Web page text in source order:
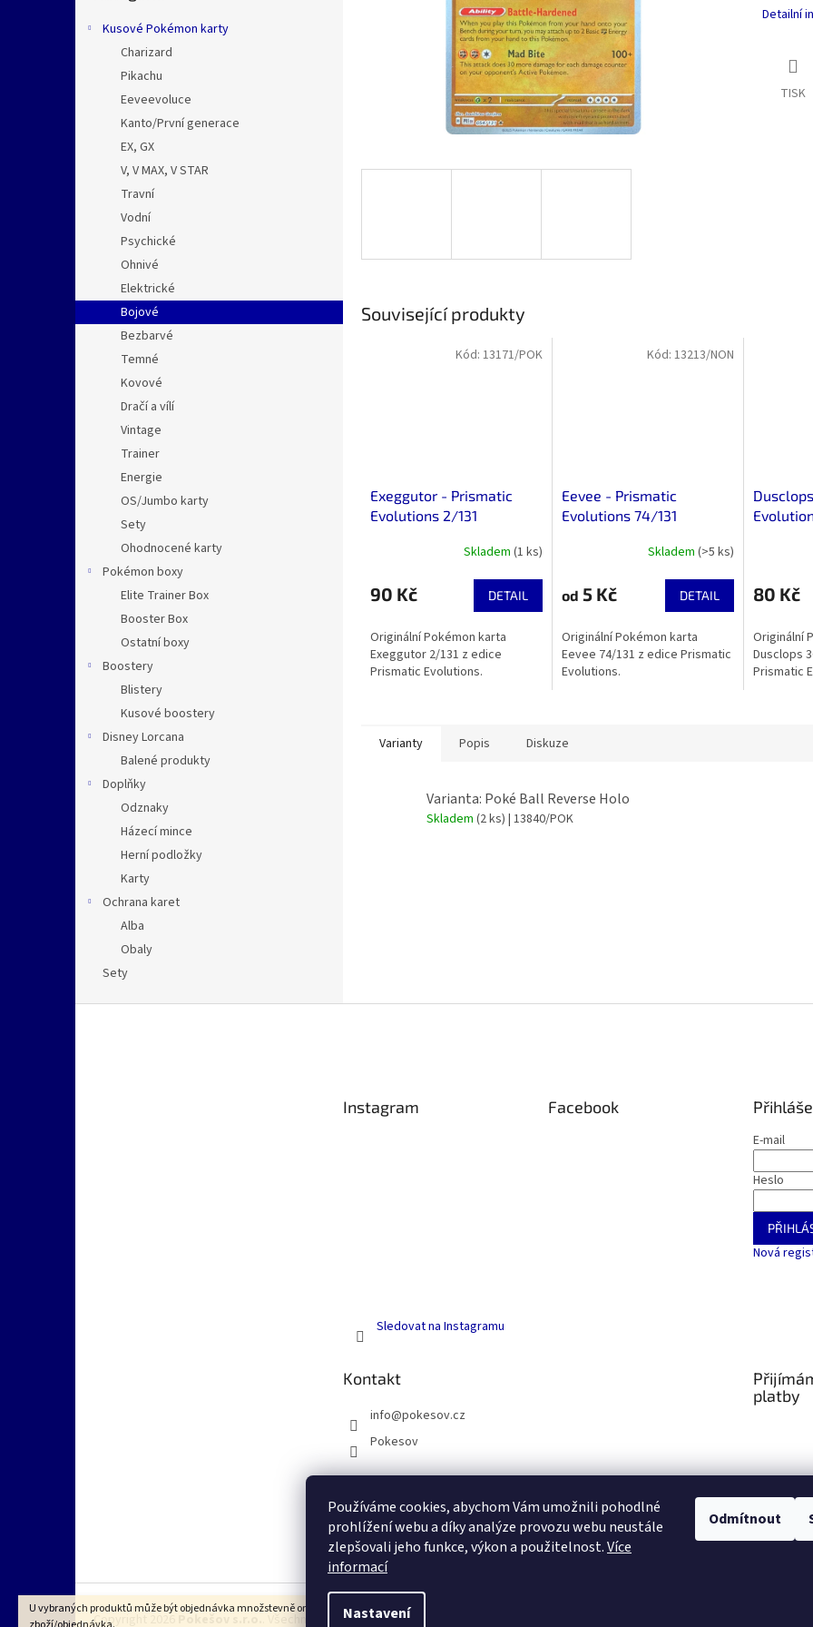
Používáme cookies, abychom Vám umožnili pohodlné
prohlížení webu a díky analýze provozu webu neustále
zlepšovali jeho funkce, výkon a použitelnost.Více
informací
Nastavení
Odmítnout
U vybraných produktů může být objednávka množstevně omezena dle VOP na 1ks
Kusové Pokémon karty
Charizard
Pikachu
Eeveevoluce
Kanto/První generace
EX, GX
V, V MAX, V STAR
Travní
Vodní
Psychické
Ohnivé
Elektrické
Bojové
Bezbarvé
Temné
Kovové
Dračí a vílí
Vintage
Trainer
Energie
OS/Jumbo karty
Sety
Ohodnocené karty
Pokémon boxy
Elite Trainer Box
Booster Box
Ostatní boxy
Boostery
Blistery
Kusové boostery
Disney Lorcana
Balené produkty
Doplňky
Odznaky
Házecí mince
Herní podložky
Karty
Ochrana karet
Alba
Obaly
Sety
Detailní
TISK
Související produkty
Exeggutor - Prismatic
Evolutions 2/131
Skladem (1 ks)
90 Kč DETAIL
Originální Pokémon karta
Exeggutor 2/131 z edice
Prismatic Evolutions.
Kód: 13171/POK
Eevee - Prismatic
Evolutions 74/131
Skladem (>5 ks)
od 5 Kč DETAIL
Originální Pokémon karta
Eevee 74/131 z edice Prismatic
Evolutions.
Kód: 13213/NON
80 Kč
Originální
Dusclops
Prismatic
Varianty Popis Diskuze
Varianta: Poké Ball Reverse Holo
Skladem (2 ks) | 13840/POK
Instagram
Sledovat na Instagramu
Facebook
E-mail
Heslo
Nová
Kontakt
info@pokesov.cz
Pokesov
platby
SLOVNÍČEK POJMŮ
Copyright 2026 . Všechna práva vyhrazena.